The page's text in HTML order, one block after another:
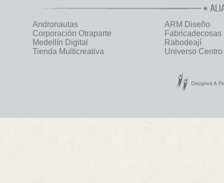
Andronautas
ARM Diseño
Corporación Otraparte
Fabricadecosas
Medellín Digital
Rabodeají
Tienda Multicreativa
Universo Centro